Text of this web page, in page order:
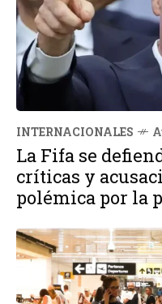
INTERNACIONALES
La Fifa se
críticas y
polémica por la